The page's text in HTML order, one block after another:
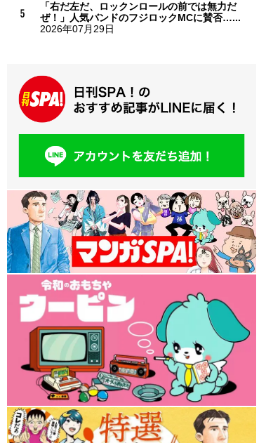
「右だ左だ、ロックンロールの前では無力だ
ぜ！」人気バンドのフジロックMCに賛否…...
2026年07月29日